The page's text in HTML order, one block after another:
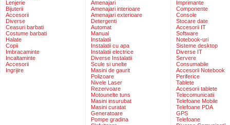
Lenjerie
Bijuterii
Accesorii
Diverse
Ceasuri barbati
Costume barbati
Halate
Copii
Imbracaminte
Incaltaminte
Accesorii
Ingrijire
Amenajari
Amenajari interioare
Amenajari exterioare
Detergenti
Automat
Manual
Instalatii
Instalatii cu apa
Instalatii electrice
Diverse Instalatii
Scule si unelte
Masini de gaurit
Polizoare
Nivele Laser
Rezervoare
Motounelte tuns
Masini insurubat
Masini curatat
Generatoare
Pompe gradina
Imprimante
Componente
Console
Stocare date
Accesorii IT
Software
Notebook-uri
Sisteme desktop
Diverse IT
Servere
Consumabile
Accesorii Notebook
Periferice
Tablete
Accesorii tablete
Telecomunicatii
Telefoane Mobile
Telefoane PDA
GPS
Telefoane